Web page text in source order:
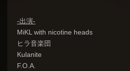
-出演-
MiKL with nicotine heads
ヒラ音楽団
Kulanite
F.O.A.